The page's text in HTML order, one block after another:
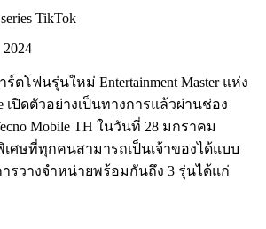
2024
ร์ตโฟนรุ่นใหม่ Entertainment Master แห่ง
เปิดตัวอย่างเป็นทางการแล้วผ่านช่อง
Mobile TH ในวันที่ 28 มกราคม
เศษที่ทุกคนสามารถเป็นเจ้าของได้แบบ
รวางจำหน่ายพร้อมกันถึง 3 รุ่นได้แก่